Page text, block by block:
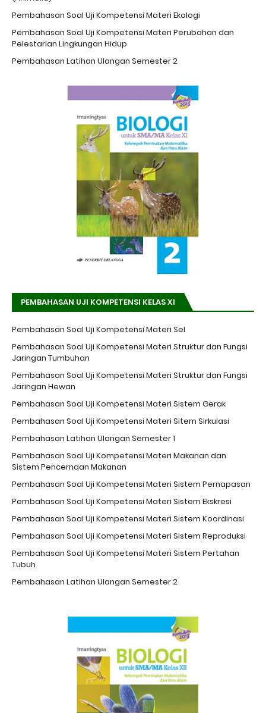
Pembahasan Soal Uji Kompetensi Materi Ekologi
Pembahasan Soal Uji Kompetensi Materi Perubahan dan
Pelestarian Lingkungan Hidup
Pembahasan Latihan Ulangan Semester 2
PEMBAHASAN UJI KOMPETENSI KELAS XI
Pembahasan Soal Uji Kompetensi Materi Sel
Pembahasan Soal Uji Kompetensi Materi Struktur dan Fungsi
Jaringan Tumbuhan
Pembahasan Soal Uji Kompetensi Materi Struktur dan Fungsi
Jaringan Hewan
Pembahasan Soal Uji Kompetensi Materi Sistem Gerak
Pembahasan Soal Uji Kompetensi Materi Sitem Sirkulasi
Pembahasan Latihan Ulangan Semester 1
Pembahasan Soal Uji Kompetensi Materi Makanan dan
Sistem Pencernaan Makanan
Pembahasan Soal Uji Kompetensi Materi Sistem Pernapasan
Pembahasan Soal Uji Kompetensi Materi Sistem Ekskresi
Pembahasan Soal Uji Kompetensi Materi Sistem Koordinasi
Pembahasan Soal Uji Kompetensi Materi Sistem Reproduksi
Pembahasan Soal Uji Kompetensi Materi Sistem Pertahan
Tubuh
Pembahasan Latihan Ulangan Semester 2